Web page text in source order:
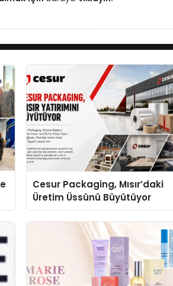
Cesur Packaging, Mısır’daki
Üretim Üssünü Büyütüyor